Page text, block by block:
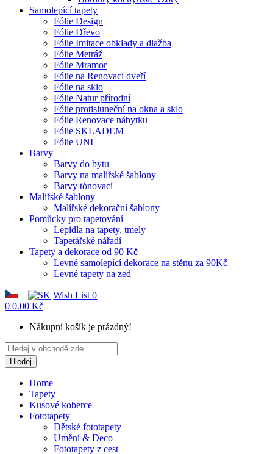
Samolepící tapety
Fólie Design
Fólie Dřevo
Fólie Imitace obklady a dlažba
Fólie Metráž
Fólie Mramor
Fólie na Renovaci dveří
Fólie na sklo
Fólie Natur přírodní
Fólie protisluneční na okna a sklo
Fólie Renovace nábytku
Fólie SKLADEM
Fólie UNI
Barvy
Barvy do bytu
Barvy na malířské šablony
Barvy tónovací
Malířské šablony
Malířské dekorační šablony
Pomůcky pro tapetování
Lepidla na tapety, tmely
Tapetářské nářadí
Tapety a dekorace od 90 Kč
Levné samolepící dekorace na stěnu za 90Kč
Levné tapety na zeď
Wish List 0
0 0.00 Kč
Nákupní košík je prázdný!
Hledej
Home
Tapety
Kusové koberce
Fototapety
Dětské fototapety
Umění & Deco
Fototapety z cest